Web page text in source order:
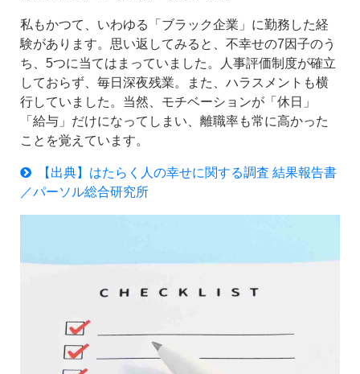
私もかつて、いわゆる「ブラック企業」に勤務した経
験があります。思い返してみると、不幸せの7因子のう
ち、5つに当てはまっていました。人事評価制度が確立
しておらず、毎日深夜残業。また、ハラスメントも横
行していました。当然、モチベーションが「休日」
「給与」だけになってしまい、離職率も常に高かった
ことを覚えています。
【出典】はたらく人の幸せに関する調査 結果報告書
／パーソル総合研究所